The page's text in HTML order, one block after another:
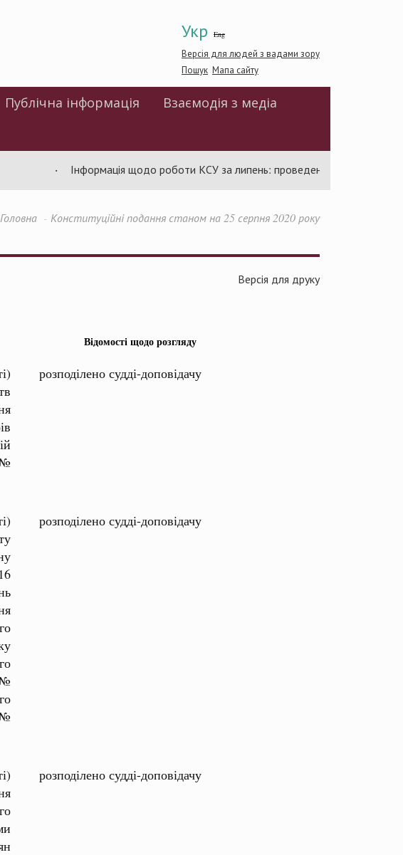
Укр Eng
Версія для людей з вадами зору
Пошук Мапа сайту
Публічна інформація
Взаємодія з медіа
Інформація щодо роботи КСУ за липень: проведено 94 засідання та
Головна Конституційні подання станом на 25 серпня 2020 року
Версія для друку
Відомості щодо розгляду
№
розподілено судді-доповідачу
№
№
розподілено судді-доповідачу
розподілено судді-доповідачу